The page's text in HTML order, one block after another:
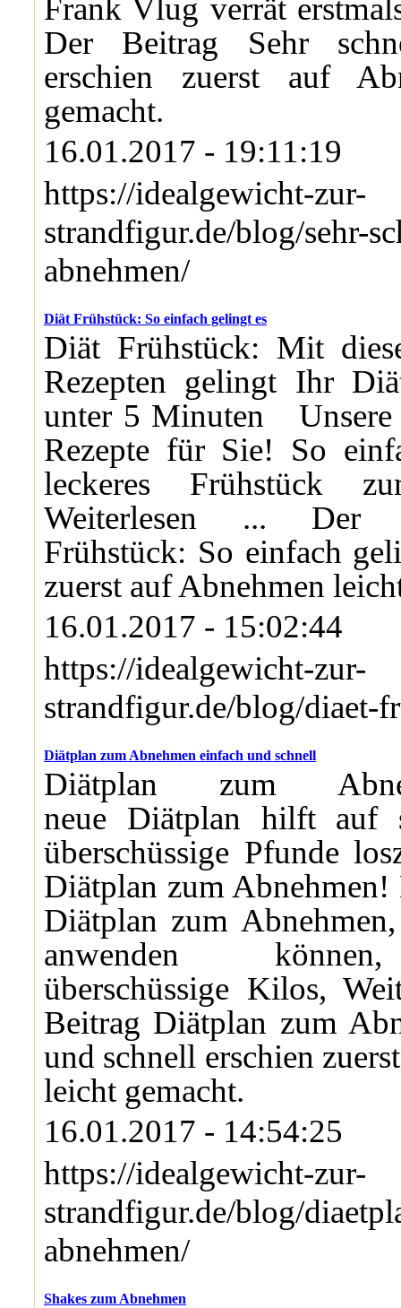
Frank Vlug verrät
Der Beitrag Sehr
erschien zuerst auf
gemacht.
16.01.2017 - 19:11:19
https://idealgewicht-zur-
strandfigur.de/blog/sehr-
abnehmen/
Diät Frühstück: So einfach gelingt es
Diät Frühstück: Mit
Rezepten gelingt Ihr
unter 5 Minuten Unsere
Rezepte für Sie! So
leckeres Frühstück
Weiterlesen ... Der
Frühstück: So einfach
zuerst auf Abnehmen
16.01.2017 - 15:02:44
https://idealgewicht-zur-
strandfigur.de/blog/diaet-
Diätplan zum Abnehmen einfach und schnell
Diätplan zum
neue Diätplan hilft auf
überschüssige Pfunde
Diätplan zum Abnehmen!
Diätplan zum
anwenden
überschüssige Kilos,
Beitrag Diätplan zum
und schnell erschien
leicht gemacht.
16.01.2017 - 14:54:25
https://idealgewicht-zur-
strandfigur.de/blog/
abnehmen/
Shakes zum Abnehmen